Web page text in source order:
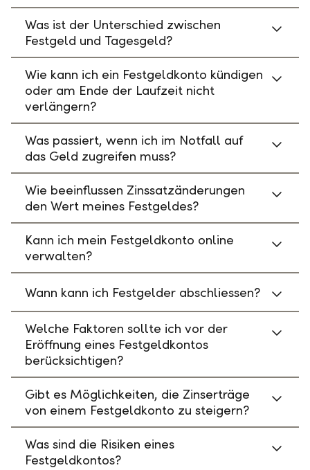
Was ist der Unterschied zwischen
Festgeld und Tagesgeld?
Wie kann ich ein Festgeldkonto kündigen
oder am Ende der Laufzeit nicht
verlängern?
Was passiert, wenn ich im Notfall auf
das Geld zugreifen muss?
Wie beeinflussen Zinssatzänderungen
den Wert meines Festgeldes?
Kann ich mein Festgeldkonto online
verwalten?
Wann kann ich Festgelder abschliessen?
Welche Faktoren sollte ich vor der
Eröffnung eines Festgeldkontos
berücksichtigen?
Gibt es Möglichkeiten, die Zinserträge
von einem Festgeldkonto zu steigern?
Was sind die Risiken eines
Festgeldkontos?